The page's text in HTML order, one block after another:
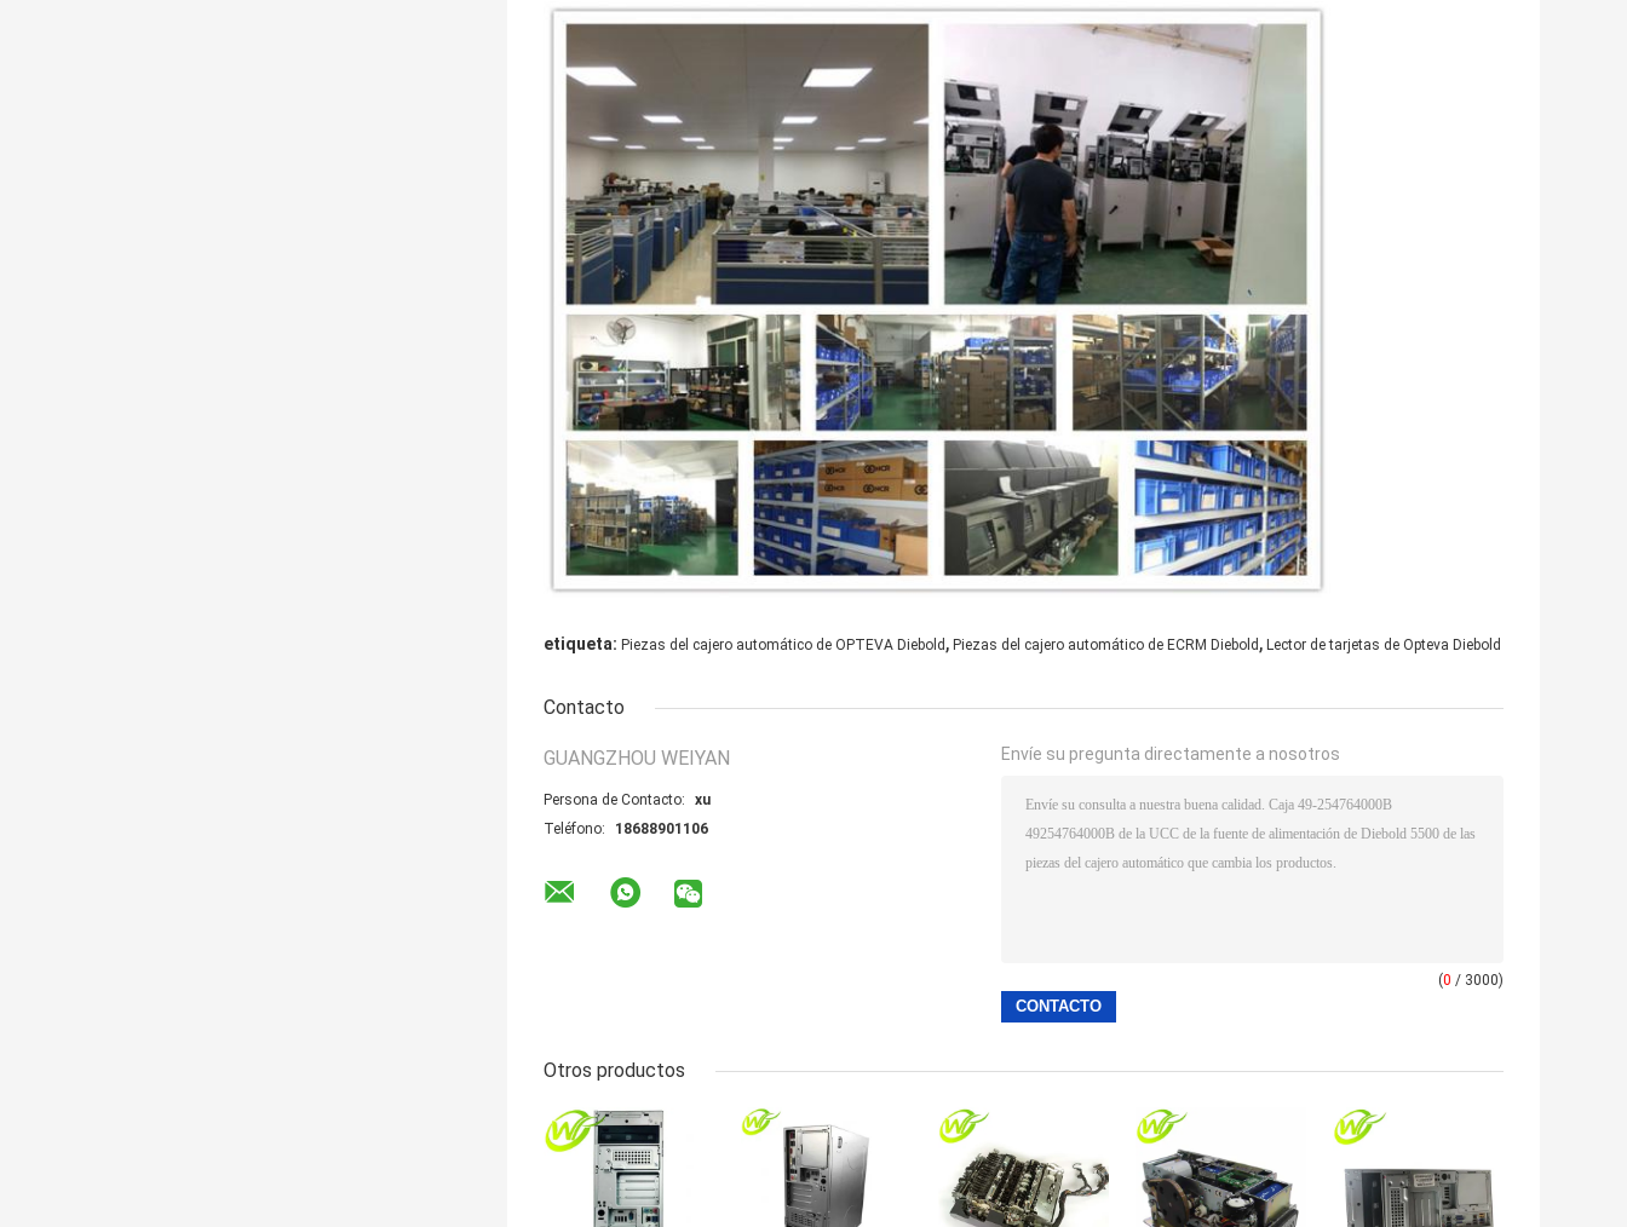
etiqueta: Piezas del cajero automático de OPTEVA Diebold , Piezas del cajero automático de ECRM Diebold , Lector de tarjetas de Opteva Diebold
Contacto
GUANGZHOU WEIYAN
Persona de Contacto:
xu
Teléfono:
18688901106
Envíe su pregunta directamente a nosotros
(0 / 3000)
Otros productos